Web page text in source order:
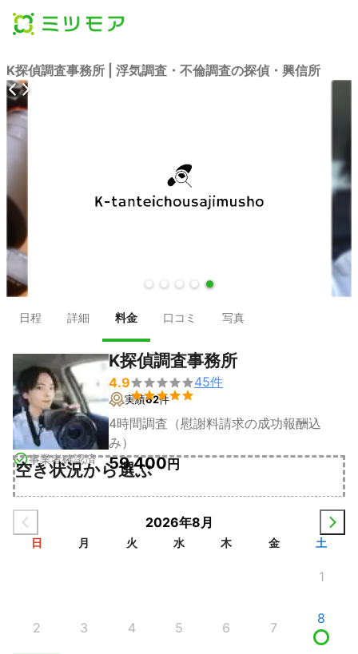
K探偵調査事務所 | 浮気調査・不倫調査の探偵・興信所
● ● ● ● ●
日程 詳細 料金 口コミ 写真
事業者確認済
K探偵調査事務所
4.9

45件
実績62件
4時間調査（慰謝料請求の成功報酬込
み）
59,400円
空き状況から選ぶ
2026年8月
日 月 火 水 木 金 土
1
2 3 4 5 6 7
8